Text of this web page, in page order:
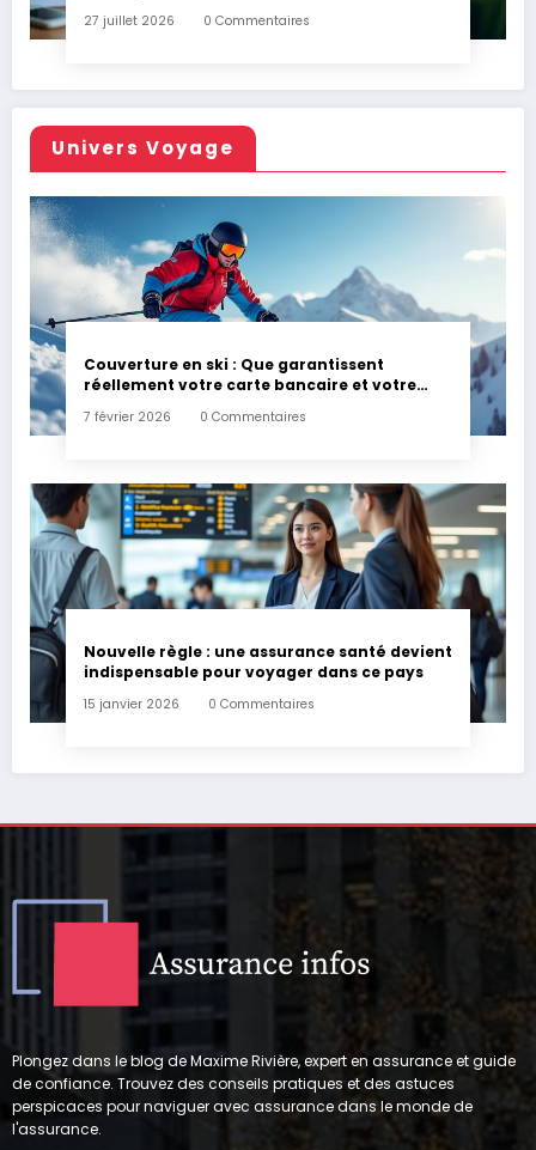
27 juillet 2026 0 Commentaires
Univers Voyage
Couverture en ski : Que garantissent
réellement votre carte bancaire et votre
7 février 2026 0 Commentaires
Nouvelle règle : une assurance santé devient
indispensable pour voyager dans ce pays
15 janvier 2026 0 Commentaires
Plongez dans le blog de Maxime Rivière, expert en assurance et guide
de confiance. Trouvez des conseils pratiques et des astuces
perspicaces pour naviguer avec assurance dans le monde de
l'assurance.